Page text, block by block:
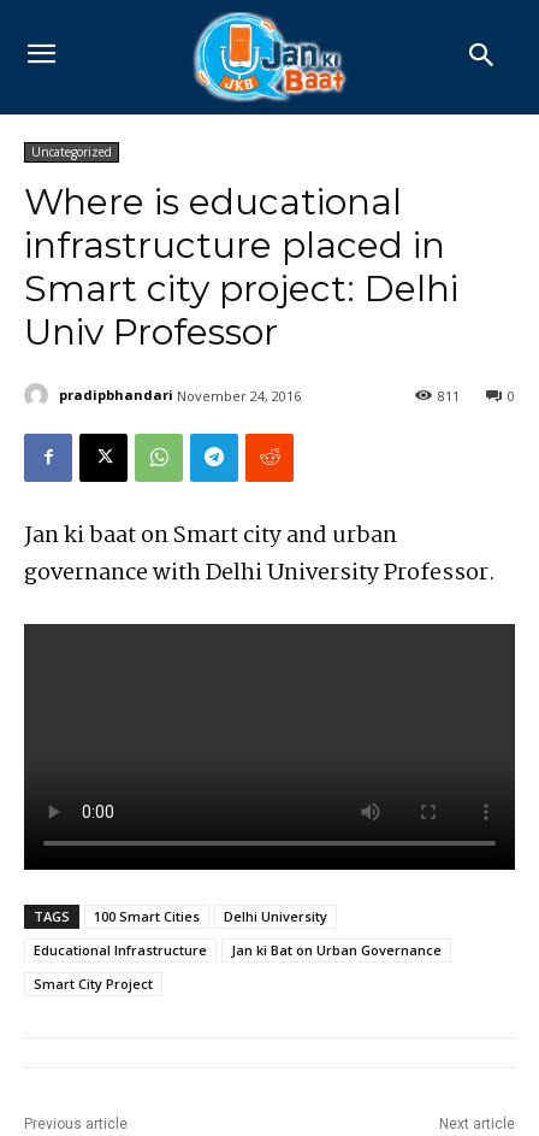
Uncategorized
Where is educational
infrastructure placed in
Smart city project: Delhi
Univ Professor
pradipbhandari November 24, 2016 0
811
Jan ki baat on Smart city and urban
governance with Delhi University Professor.
TAGS 100 Smart Cities
Delhi University
Educational Infrastructure
Jan ki Bat on Urban Governance
Smart City Project
Previous article Next article